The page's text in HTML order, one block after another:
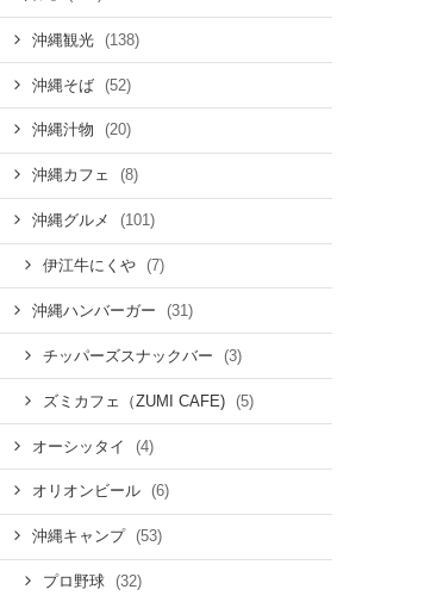
沖縄観光 (138)
沖縄そば (52)
沖縄汁物 (20)
沖縄カフェ (8)
沖縄グルメ (101)
伊江牛にくや (7)
沖縄ハンバーガー (31)
チッパーズスナックバー (3)
ズミカフェ（ZUMI CAFE) (5)
オーシッタイ (4)
オリオンビール (6)
沖縄キャンプ (53)
プロ野球 (32)